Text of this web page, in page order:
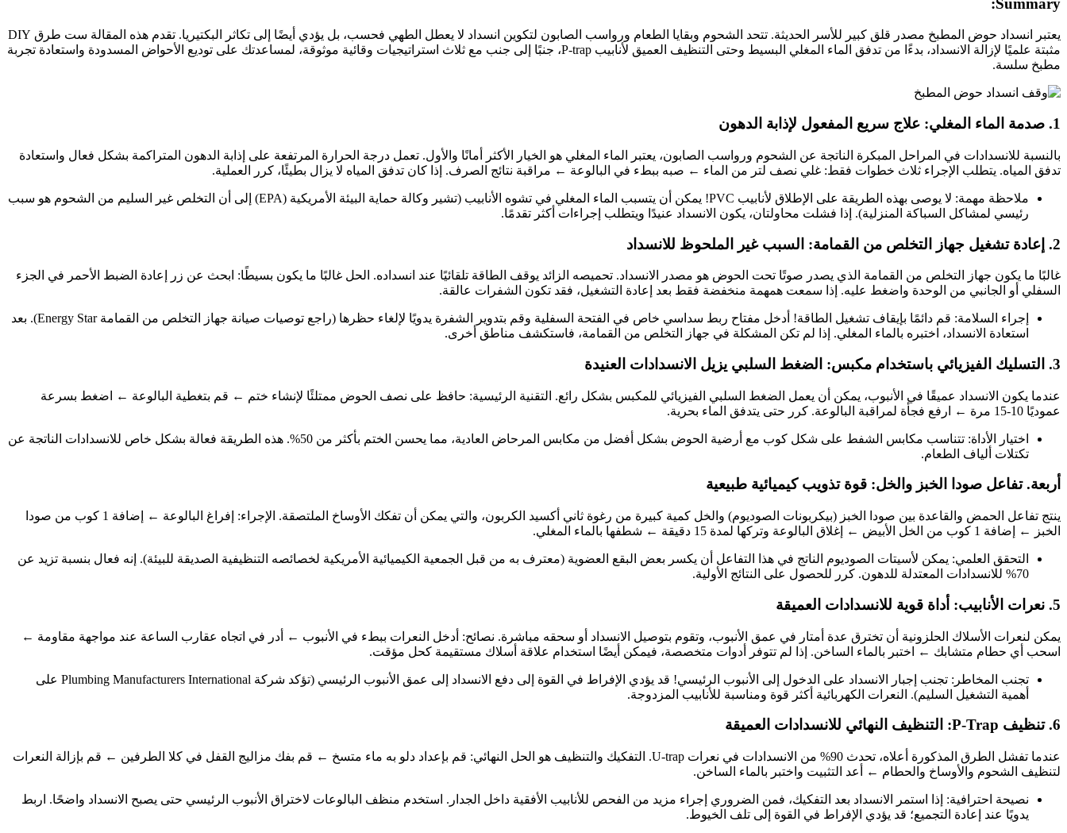
يعتبر انسداد حوض المطبخ مصدر قلق كبير للأسر الحديثة. تتحد الشحوم وبقايا الطعام ورواسب الصابون لتكوين انسداد لا يعطل الطهي فحسب، بل يؤدي أيضًا إلى تكاثر البكتيريا. تقدم هذه المقالة ست طرق DIY
مثبتة علميًا لإزالة الانسداد، بدءًا من تدفق الماء المغلي البسيط وحتى التنظيف العميق لأنابيب P-trap، جنبًا إلى جنب مع ثلاث استراتيجيات وقائية موثوقة، لمساعدتك على توديع الأحواض المسدودة واستعادة تجربة
مطبخ سلسة.
1. صدمة الماء المغلي: علاج سريع المفعول لإذابة الدهون
بالنسبة للانسدادات في المراحل المبكرة الناتجة عن الشحوم ورواسب الصابون، يعتبر الماء المغلي هو الخيار الأكثر أمانًا والأول. تعمل درجة الحرارة المرتفعة على إذابة الدهون المتراكمة بشكل فعال واستعادة
تدفق المياه. يتطلب الإجراء ثلاث خطوات فقط: غلي نصف لتر من الماء ← صبه ببطء في البالوعة ← مراقبة نتائج الصرف. إذا كان تدفق المياه لا يزال بطيئًا، كرر العملية.
ملاحظة مهمة: لا يوصى بهذه الطريقة على الإطلاق لأنابيب PVC! يمكن أن يتسبب الماء المغلي في تشوه الأنابيب (تشير وكالة حماية البيئة الأمريكية (EPA) إلى أن التخلص غير السليم من الشحوم هو سبب
رئيسي لمشاكل السباكة المنزلية). إذا فشلت محاولتان، يكون الانسداد عنيدًا ويتطلب إجراءات أكثر تقدمًا.
2. إعادة تشغيل جهاز التخلص من القمامة: السبب غير الملحوظ للانسداد
غالبًا ما يكون جهاز التخلص من القمامة الذي يصدر صوتًا تحت الحوض هو مصدر الانسداد. تحميصه الزائد يوقف الطاقة تلقائيًا عند انسداده. الحل غالبًا ما يكون بسيطًا: ابحث عن زر إعادة الضبط الأحمر في الجزء
السفلي أو الجانبي من الوحدة واضغط عليه. إذا سمعت همهمة منخفضة فقط بعد إعادة التشغيل، فقد تكون الشفرات عالقة.
إجراء السلامة: قم دائمًا بإيقاف تشغيل الطاقة! أدخل مفتاح ربط سداسي خاص في الفتحة السفلية وقم بتدوير الشفرة يدويًا لإلغاء حظرها (راجع توصيات صيانة جهاز التخلص من القمامة Energy Star). بعد
استعادة الانسداد، اختبره بالماء المغلي. إذا لم تكن المشكلة في جهاز التخلص من القمامة، فاستكشف مناطق أخرى.
3. التسليك الفيزيائي باستخدام مكبس: الضغط السلبي يزيل الانسدادات العنيدة
عندما يكون الانسداد عميقًا في الأنبوب، يمكن أن يعمل الضغط السلبي الفيزيائي للمكبس بشكل رائع. التقنية الرئيسية: حافظ على نصف الحوض ممتلئًا لإنشاء ختم ← قم بتغطية البالوعة ← اضغط بسرعة
عموديًا 10-15 مرة ← ارفع فجأة لمراقبة البالوعة. كرر حتى يتدفق الماء بحرية.
اختيار الأداة: تتناسب مكابس الشفط على شكل كوب مع أرضية الحوض بشكل أفضل من مكابس المرحاض العادية، مما يحسن الختم بأكثر من 50%. هذه الطريقة فعالة بشكل خاص للانسدادات الناتجة عن
تكتلات ألياف الطعام.
أربعة. تفاعل صودا الخبز والخل: قوة تذويب كيميائية طبيعية
ينتج تفاعل الحمض والقاعدة بين صودا الخبز (بيكربونات الصوديوم) والخل كمية كبيرة من رغوة ثاني أكسيد الكربون، والتي يمكن أن تفكك الأوساخ الملتصقة. الإجراء: إفراغ البالوعة ← إضافة 1 كوب من صودا
الخبز ← إضافة 1 كوب من الخل الأبيض ← إغلاق البالوعة وتركها لمدة 15 دقيقة ← شطفها بالماء المغلي.
التحقق العلمي: يمكن لأسيتات الصوديوم الناتج في هذا التفاعل أن يكسر بعض البقع العضوية (معترف به من قبل الجمعية الكيميائية الأمريكية لخصائصه التنظيفية الصديقة للبيئة). إنه فعال بنسبة تزيد عن
70% للانسدادات المعتدلة للدهون. كرر للحصول على النتائج الأولية.
5. نعرات الأنابيب: أداة قوية للانسدادات العميقة
يمكن لنعرات الأسلاك الحلزونية أن تخترق عدة أمتار في عمق الأنبوب، وتقوم بتوصيل الانسداد أو سحقه مباشرة. نصائح: أدخل النعرات ببطء في الأنبوب ← أدر في اتجاه عقارب الساعة عند مواجهة مقاومة ←
اسحب أي حطام متشابك ← اختبر بالماء الساخن. إذا لم تتوفر أدوات متخصصة، فيمكن أيضًا استخدام علاقة أسلاك مستقيمة كحل مؤقت.
تجنب المخاطر: تجنب إجبار الانسداد على الدخول إلى الأنبوب الرئيسي! قد يؤدي الإفراط في القوة إلى دفع الانسداد إلى عمق الأنبوب الرئيسي (تؤكد شركة Plumbing Manufacturers International على
أهمية التشغيل السليم). النعرات الكهربائية أكثر قوة ومناسبة للأنابيب المزدوجة.
6. تنظيف P-Trap: التنظيف النهائي للانسدادات العميقة
عندما تفشل الطرق المذكورة أعلاه، تحدث 90% من الانسدادات في نعرات U-trap. التفكيك والتنظيف هو الحل النهائي: قم بإعداد دلو به ماء متسخ ← قم بفك مزاليج القفل في كلا الطرفين ← قم بإزالة النعرات
لتنظيف الشحوم والأوساخ والحطام ← أعد التثبيت واختبر بالماء الساخن.
نصيحة احترافية: إذا استمر الانسداد بعد التفكيك، فمن الضروري إجراء مزيد من الفحص للأنابيب الأفقية داخل الجدار. استخدم منظف البالوعات لاختراق الأنبوب الرئيسي حتى يصبح الانسداد واضحًا. اربط
يدويًا عند إعادة التجميع؛ قد يؤدي الإفراط في القوة إلى تلف الخيوط.